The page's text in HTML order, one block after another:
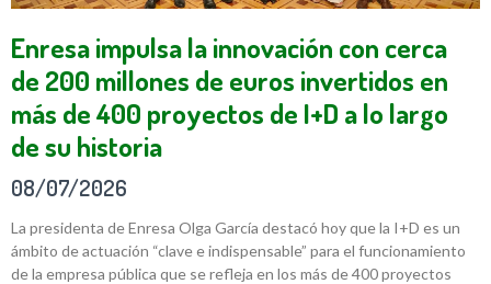
Enresa impulsa la innovación con cerca
de 200 millones de euros invertidos en
más de 400 proyectos de I+D a lo largo
de su historia
08/07/2026
La presidenta de Enresa Olga García destacó hoy que la I+D es un
ámbito de actuación “clave e indispensable” para el funcionamiento
de la empresa pública que se refleja en los más de 400 proyectos